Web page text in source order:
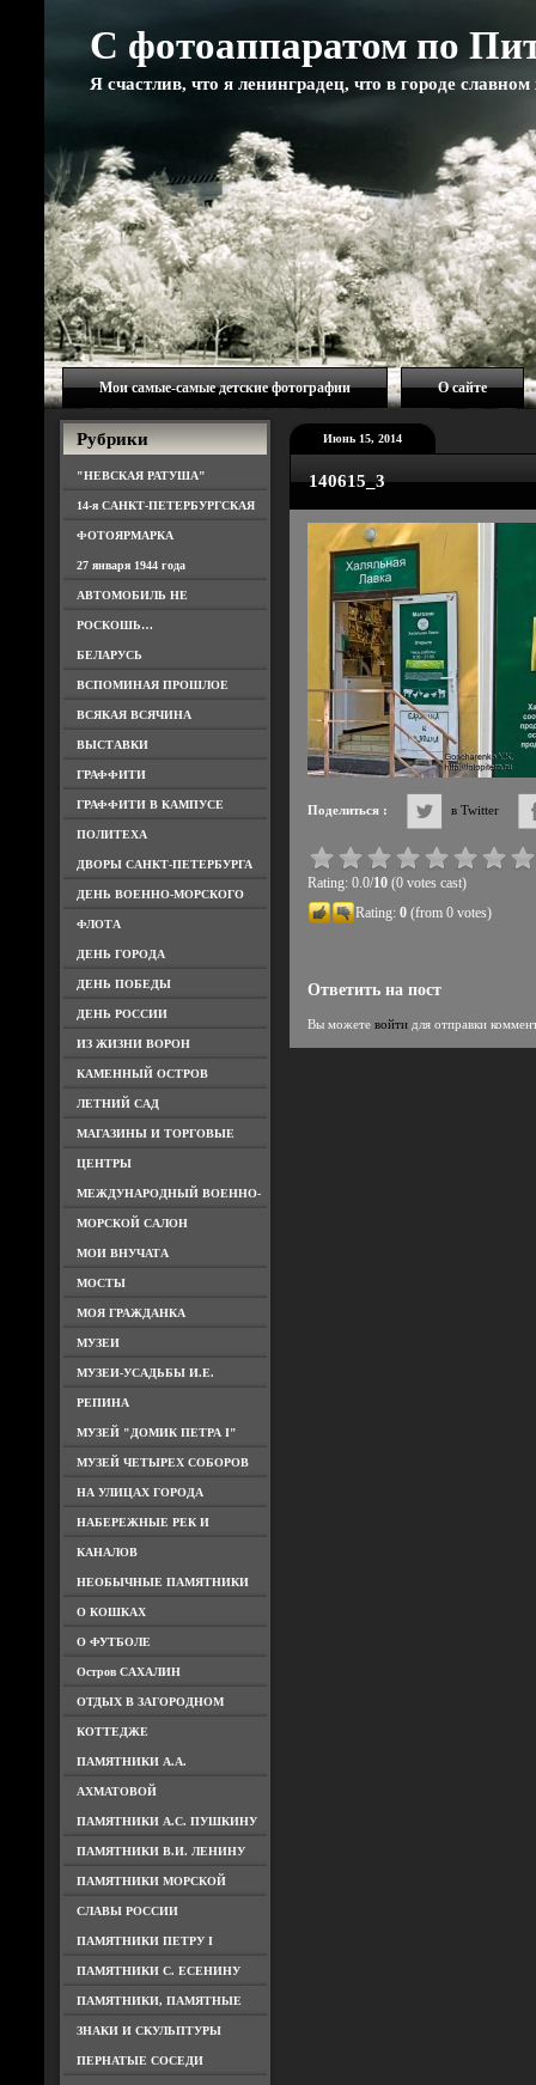
С фотоаппаратом по
Я счастлив, что я ленинградец, что в городе
Мои самые-самые детские фотографии О сайте
Рубрики
"НЕВСКАЯ РАТУША"
14-я САНКТ-ПЕТЕРБУРГСКАЯ
ФОТОЯРМАРКА
27 января 1944 года
АВТОМОБИЛЬ НЕ
РОСКОШЬ…
БЕЛАРУСЬ
ВСПОМИНАЯ ПРОШЛОЕ
ВСЯКАЯ ВСЯЧИНА
ВЫСТАВКИ
ГРАФФИТИ
ГРАФФИТИ В КАМПУСЕ
ПОЛИТЕХА
ДВОРЫ САНКТ-ПЕТЕРБУРГА
ДЕНЬ ВОЕННО-МОРСКОГО
ФЛОТА
ДЕНЬ ГОРОДА
ДЕНЬ ПОБЕДЫ
ДЕНЬ РОССИИ
ИЗ ЖИЗНИ ВОРОН
КАМЕННЫЙ ОСТРОВ
ЛЕТНИЙ САД
МАГАЗИНЫ И ТОРГОВЫЕ
ЦЕНТРЫ
МЕЖДУНАРОДНЫЙ ВОЕННО-
МОРСКОЙ САЛОН
МОИ ВНУЧАТА
МОСТЫ
МОЯ ГРАЖДАНКА
МУЗЕИ
МУЗЕИ-УСАДЬБЫ И.Е.
РЕПИНА
МУЗЕЙ "ДОМИК ПЕТРА I"
МУЗЕЙ ЧЕТЫРЕХ СОБОРОВ
НА УЛИЦАХ ГОРОДА
НАБЕРЕЖНЫЕ РЕК И
КАНАЛОВ
НЕОБЫЧНЫЕ ПАМЯТНИКИ
О КОШКАХ
О ФУТБОЛЕ
Остров САХАЛИН
ОТДЫХ В ЗАГОРОДНОМ
КОТТЕДЖЕ
ПАМЯТНИКИ А.А.
АХМАТОВОЙ
ПАМЯТНИКИ А.С. ПУШКИНУ
ПАМЯТНИКИ В.И. ЛЕНИНУ
ПАМЯТНИКИ МОРСКОЙ
СЛАВЫ РОССИИ
ПАМЯТНИКИ ПЕТРУ I
ПАМЯТНИКИ С. ЕСЕНИНУ
ПАМЯТНИКИ, ПАМЯТНЫЕ
ЗНАКИ И СКУЛЬПТУРЫ
ПЕРНАТЫЕ СОСЕДИ
Июнь 15, 2014
140615_3
Поделиться : в Twitter
Rating: 0.0/10(0 votes cast)
Rating: 0(from 0 votes)
Ответить на пост
Вы можете войтидля отправки